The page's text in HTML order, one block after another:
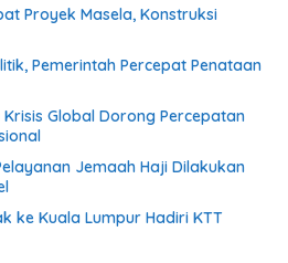
Proyek Masela, Konstruksi
Pemerintah Percepat Penataan
Global Dorong Percepatan
Jemaah Haji Dilakukan
ke Kuala Lumpur Hadiri KTT